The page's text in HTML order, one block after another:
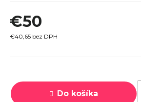
€50
€40,65 bez DPH
cena:
Do košíka
/
GREY